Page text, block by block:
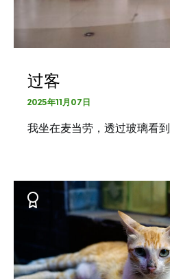
过客
2025年11月07日
我坐在麦当劳，透过玻璃看